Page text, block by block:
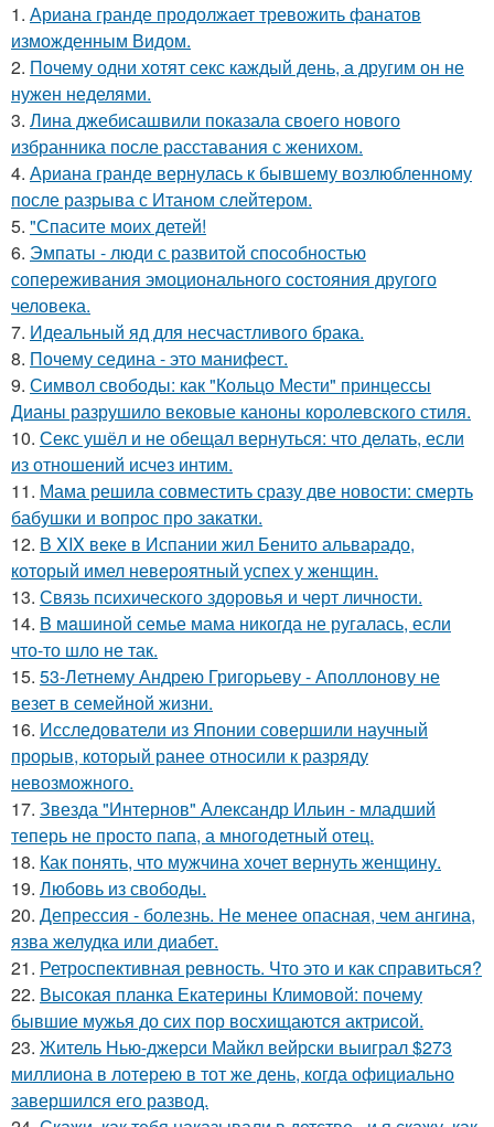
1. Ариана гранде продолжает тревожить фанатов
изможденным Видом.
2. Почему одни хотят секс каждый день, а другим он не
нужен неделями.
3. Лина джебисашвили показала своего нового
избранника после расставания с женихом.
4. Ариана гранде вернулась к бывшему возлюбленному
после разрыва с Итаном слейтером.
5. "Спасите моих детей!
6. Эмпаты - люди с развитой способностью
сопереживания эмоционального состояния другого
человека.
7. Идеальный яд для несчастливого брака.
8. Почему седина - это манифест.
9. Символ свободы: как "Кольцо Мести" принцессы
Дианы разрушило вековые каноны королевского стиля.
10. Секс ушёл и не обещал вернуться: что делать, если
из отношений исчез интим.
11. Мама решила совместить сразу две новости: смерть
бабушки и вопрос про закатки.
12. В XIX веке в Испании жил Бенито альварадо,
который имел невероятный успех у женщин.
13. Связь психического здоровья и черт личности.
14. B мaшиной семье мама никогда не ругалась, если
что-то шло не так.
15. 53-Летнему Андрею Григорьеву - Аполлонову не
везет в семейной жизни.
16. Исследователи из Японии совершили научный
прорыв, который ранее относили к разряду
невозможного.
17. Звезда "Интернов" Александр Ильин - младший
теперь не просто папа, а многодетный отец.
18. Как понять, что мужчина хочет вернуть женщину.
19. Любовь из свободы.
20. Депрессия - болезнь. Не менее опасная, чем ангина,
язва желудка или диабет.
21. Ретроспективная ревность. Что это и как справиться?
22. Высокая планка Екатерины Климовой: почему
бывшие мужья до сих пор восхищаются актрисой.
23. Житель Нью-джерси Майкл вейрски выиграл $273
миллиона в лотерею в тот же день, когда официально
завершился его развод.